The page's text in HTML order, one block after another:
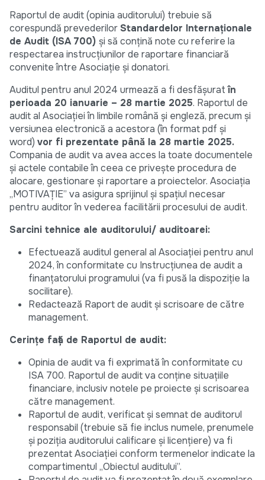
Raportul de audit (opinia auditorului) trebuie să
corespundă prevederilorStandardelor Internaționale
de Audit (ISA 700) și să conțină note cu referire la
respectarea instrucțiunilor de raportare financiară
convenite între Asociație și donatori.
Auditul pentru anul 2024 urmează a fi desfășuratîn
perioada 20 ianuarie – 28 martie 2025. Raportul de
audit al Asociației în limbile română și engleză, precum și
versiunea electronică a acestora (în format pdf şi
word) vor fi prezentate până la 28 martie 2025.
Compania de audit va avea acces la toate documentele
și actele contabile în ceea ce privește procedura de
alocare, gestionare și raportare a proiectelor. Asociația
„MOTIVAȚIE” va asigura sprijinul și spațiul necesar
pentru auditor în vederea facilitării procesului de audit.
Sarcini tehnice ale auditorului/ auditoarei:
Efectuează auditul general al Asociației pentru anul
2024, în conformitate cu Instrucțiunea de audit a
finanțatorului programului (va fi pusă la dispoziție la
socilitare).
Redactează Raport de audit și scrisoare de către
management.
Cerințe față de Raportul de audit:
Opinia de audit va fi exprimată în conformitate cu
ISA 700. Raportul de audit va conține situațiile
financiare, inclusiv notele pe proiecte și scrisoarea
către management.
Raportul de audit, verificat și semnat de auditorul
responsabil (trebuie să fie inclus numele, prenumele
și poziția auditorului calificare și licențiere) va fi
prezentat Asociației conform termenelor indicate la
compartimentul „Obiectul auditului”.